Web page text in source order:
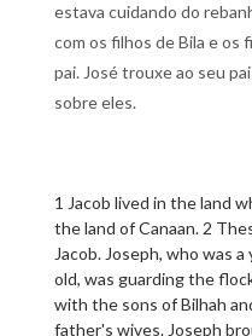
estava cuidando do
com os filhos de Bila e os
pai. José trouxe ao seu
sobre eles.
1 Jacob lived in the land
the land of Canaan. 2
Jacob. Joseph, who was
old, was guarding the
with the sons of Bilhah
father's wives. Joseph